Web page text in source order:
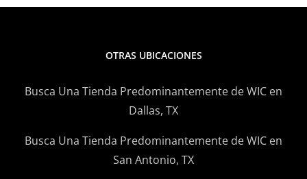
OTRAS UBICACIONES
Busca Una Tienda Predominantemente de WIC en
Dallas, TX
Busca Una Tienda Predominantemente de WIC en
San Antonio, TX